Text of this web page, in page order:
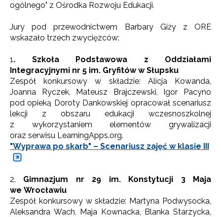
ogólnego" z Ośrodka Rozwoju Edukacji.
Jury pod przewodnictwem Barbary Giży z ORE
wskazało trzech zwycięzców:
1. Szkoła Podstawowa z Oddziałami
Integracyjnymi nr 5 im. Gryfitów w Słupsku
Zespół konkursowy w składzie: Alicja Kowanda,
Joanna Ryczek, Mateusz Brajczewski, Igor Pacyno
pod opieką Doroty Dankowskiej opracował scenariusz
lekcji z obszaru edukacji wczesnoszkolnej
z wykorzystaniem elementów grywalizacji
oraz serwisu LearningApps.org.
"Wyprawa po skarb" – Scenariusz zajęć w klasie III
2. Gimnazjum nr 29 im. Konstytucji 3 Maja
we Wrocławiu
Zespół konkursowy w składzie: Martyna Podwysocka,
Aleksandra Wach, Maja Kownacka, Blanka Starzycka,